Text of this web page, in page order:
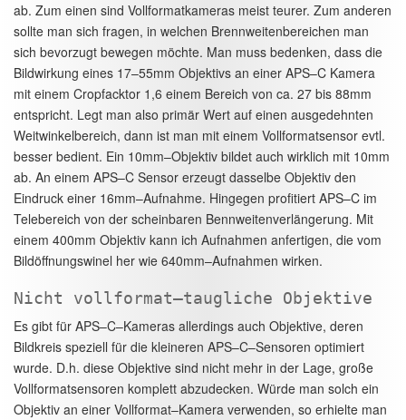
ab. Zum einen sind Vollformatkameras meist teurer. Zum anderen
sollte man sich fragen, in welchen Brennweitenbereichen man
sich bevorzugt bewegen möchte. Man muss bedenken, dass die
Bildwirkung eines 17–55mm Objektivs an einer APS–C Kamera
mit einem Cropfacktor 1,6 einem Bereich von ca. 27 bis 88mm
entspricht. Legt man also primär Wert auf einen ausgedehnten
Weitwinkelbereich, dann ist man mit einem Vollformatsensor evtl.
besser bedient. Ein 10mm–Objektiv bildet auch wirklich mit 10mm
ab. An einem APS–C Sensor erzeugt dasselbe Objektiv den
Eindruck einer 16mm–Aufnahme. Hingegen profitiert APS–C im
Telebereich von der scheinbaren Bennweitenverlängerung. Mit
einem 400mm Objektiv kann ich Aufnahmen anfertigen, die vom
Bildöffnungswinel her wie 640mm–Aufnahmen wirken.
Nicht vollformat–taugliche Objektive
Es gibt für APS–C–Kameras allerdings auch Objektive, deren
Bildkreis speziell für die kleineren APS–C–Sensoren optimiert
wurde. D.h. diese Objektive sind nicht mehr in der Lage, große
Vollformatsensoren komplett abzudecken. Würde man solch ein
Objektiv an einer Vollformat–Kamera verwenden, so erhielte man